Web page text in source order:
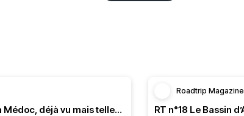
Balade en Médoc, déjà vu mais tellement agréable
Roadtrip Magazine